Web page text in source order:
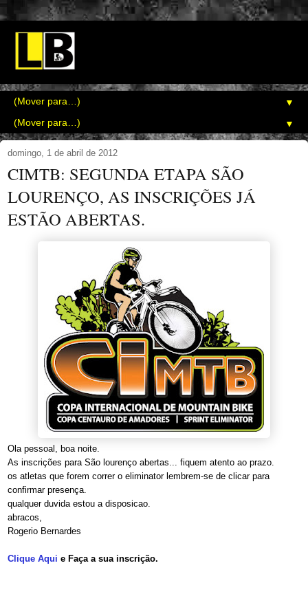
▼
▼
domingo, 1 de abril de 2012
CIMTB: SEGUNDA ETAPA SÃO
LOURENÇO, AS INSCRIÇÕES JÁ
ESTÃO ABERTAS.
Ola pessoal, boa noite.
As inscrições para São lourenço abertas... fiquem atento ao prazo.
os atletas que forem correr o eliminator lembrem-se de clicar para
confirmar presença.
qualquer duvida estou a disposicao.
abracos,
Rogerio Bernardes
Clique Aqui e Faça a sua inscrição.